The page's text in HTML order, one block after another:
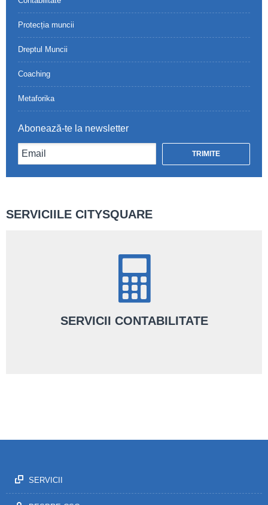
Protecția muncii
Dreptul Muncii
Coaching
Metaforika
Abonează-te la newsletter
SERVICIILE CITYSQUARE
SERVICII CONTABILITATE
SERVICII